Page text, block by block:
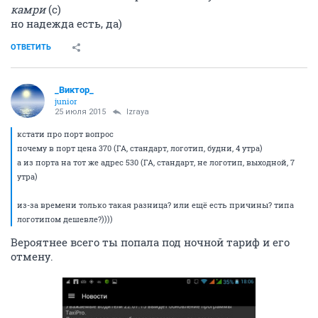
камри(с)
но надежда есть, да)
ОТВЕТИТЬ
_Виктор_
juniоr
25 июля 2015 Izraya
кстати про порт вопрос
почему в порт цена 370 (ГА, стандарт, логотип, будни, 4 утра)
а из порта на тот же адрес 530 (ГА, стандарт, не логотип, выходной, 7
утра)
из-за времени только такая разница? или ещё есть причины? типа
логотипом дешевле?))))
Вероятнее всего ты попала под ночной тариф и его
отмену.